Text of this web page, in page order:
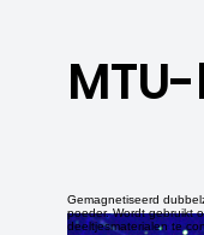
Gemagnetiseerd
poeder. Wordt gebruikt
deeltjesmaterialen te